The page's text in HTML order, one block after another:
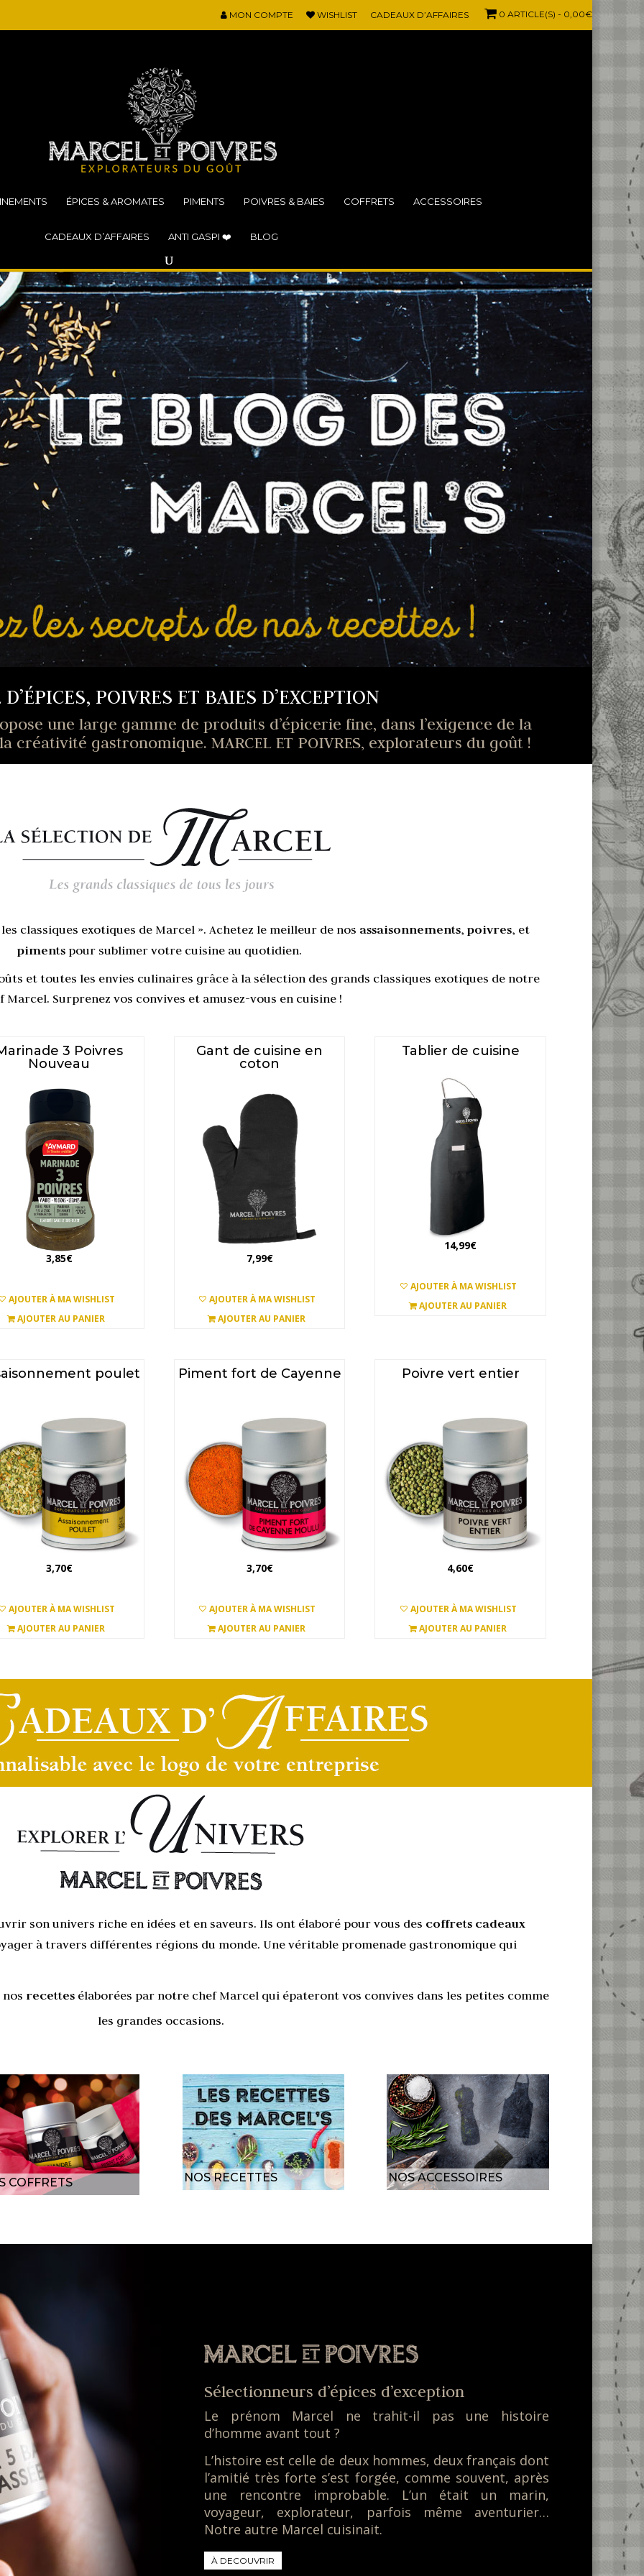
MON COMPTE WISHLIST CADEAUX D’AFFAIRES 0 ARTICLE(S) - 0,00€
ÉPICES & AROMATES PIMENTS POIVRES & BAIES COFFRETS ACCESSOIRES
CADEAUX D’AFFAIRES ANTI GASPI ❤️ BLOG
D’ÉPICES, POIVRES ET BAIES D’EXCEPTION
une large gamme de produits d’épicerie fine, dans l’exigence de la
créativité gastronomique. MARCEL ET POIVRES, explorateurs du goût !
classiques exotiques de Marcel ». Achetez le meilleur de nos assaisonnements, poivres, et
piments pour sublimer votre cuisine au quotidien.
et toutes les envies culinaires grâce à la sélection des grands classiques exotiques de notre
Marcel. Surprenez vos convives et amusez-vous en cuisine !
AJOUTER À MA WISHLIST
3 Poivres
Nouveau
3,85€
AJOUTER AU PANIER
AJOUTER À MA WISHLIST
Gant de cuisine en
coton
7,99€
AJOUTER AU PANIER
AJOUTER À MA WISHLIST
Tablier de cuisine
14,99€
AJOUTER AU PANIER
AJOUTER À MA WISHLIST
poulet
3,70€
AJOUTER AU PANIER
AJOUTER À MA WISHLIST
Piment fort de Cayenne
3,70€
AJOUTER AU PANIER
AJOUTER À MA WISHLIST
Poivre vert entier
4,60€
AJOUTER AU PANIER
son univers riche en idées et en saveurs. Ils ont élaboré pour vous des coffrets cadeaux
à travers différentes régions du monde. Une véritable promenade gastronomique qui
recettesélaborées par notre chef Marcel qui épateront vos convives dans les petites comme
les grandes occasions.
COFFRETS NOS RECETTES NOS ACCESSOIRES
Sélectionneurs d’épices d’exception
Le prénom Marcel ne trahit-il pas une histoire
d’homme avant tout ?
L’histoire est celle de deux hommes, deux français dont
l’amitié très forte s’est forgée, comme souvent, après
une rencontre improbable. L’un était un marin,
voyageur, explorateur, parfois même aventurier…
Notre autre Marcel cuisinait.
À DECOUVRIR